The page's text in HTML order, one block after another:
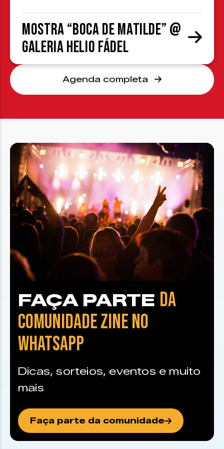
Mostra “Boca de Matilde” @
Galeria Helio Fádel
Agenda completa
FAÇA PARTE DA
COMUNIDADE ZINE NO
WHATSAPP
Dicas, sorteios, eventos e muito
mais
Faça parte da comunidade